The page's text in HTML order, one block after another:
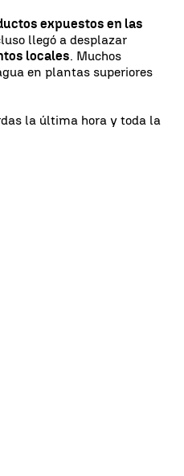
expuestos en las
llegó a desplazar
locales. Muchos
en plantas superiores
la última hora y toda la